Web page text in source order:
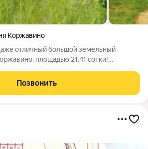
Коржавино
отличный большой земельный
площадью 21.41 сотки!
газ. Участок ровный, хороший
асфальтированной
Позвонить